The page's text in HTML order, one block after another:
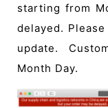
starting from
delayed.
update.
Month Day.